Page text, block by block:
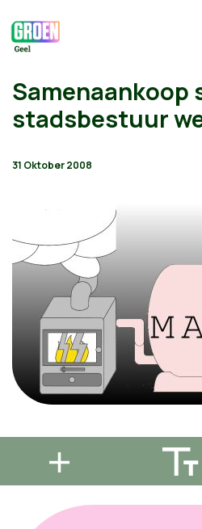
Samenaankoop
stadsbestuur
31 Oktober 2008